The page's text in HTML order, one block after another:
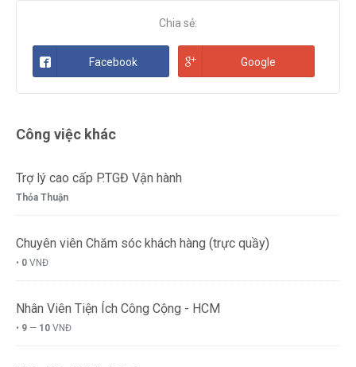
Chia sẻ:
Facebook Google
Công việc khác
Trợ lý cao cấp P.TGĐ Vận hành
Thỏa Thuận
Chuyên viên Chăm sóc khách hàng (trực quầy)
• 0 VNĐ
Nhân Viên Tiện Ích Công Cộng - HCM
• 9 — 10 VNĐ